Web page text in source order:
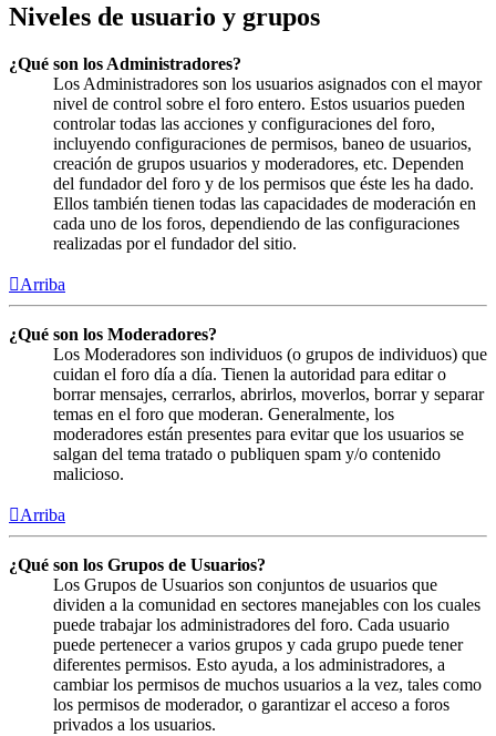
Niveles de usuario y grupos
¿Qué son los Administradores?
Los Administradores son los usuarios asignados con el mayor
nivel de control sobre el foro entero. Estos usuarios pueden
controlar todas las acciones y configuraciones del foro,
incluyendo configuraciones de permisos, baneo de usuarios,
creación de grupos usuarios y moderadores, etc. Dependen
del fundador del foro y de los permisos que éste les ha dado.
Ellos también tienen todas las capacidades de moderación en
cada uno de los foros, dependiendo de las configuraciones
realizadas por el fundador del sitio.
Arriba
¿Qué son los Moderadores?
Los Moderadores son individuos (o grupos de individuos) que
cuidan el foro día a día. Tienen la autoridad para editar o
borrar mensajes, cerrarlos, abrirlos, moverlos, borrar y separar
temas en el foro que moderan. Generalmente, los
moderadores están presentes para evitar que los usuarios se
salgan del tema tratado o publiquen spam y/o contenido
malicioso.
Arriba
¿Qué son los Grupos de Usuarios?
Los Grupos de Usuarios son conjuntos de usuarios que
dividen a la comunidad en sectores manejables con los cuales
puede trabajar los administradores del foro. Cada usuario
puede pertenecer a varios grupos y cada grupo puede tener
diferentes permisos. Esto ayuda, a los administradores, a
cambiar los permisos de muchos usuarios a la vez, tales como
los permisos de moderador, o garantizar el acceso a foros
privados a los usuarios.